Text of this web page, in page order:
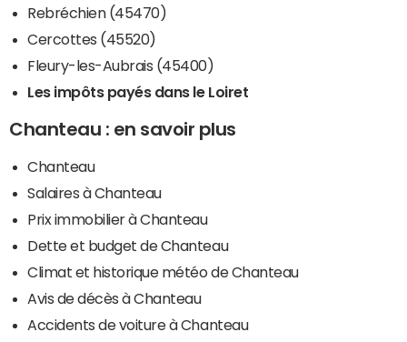
Rebréchien (45470)
Cercottes (45520)
Fleury-les-Aubrais (45400)
Les impôts payés dans le Loiret
Chanteau : en savoir plus
Chanteau
Salaires à Chanteau
Prix immobilier à Chanteau
Dette et budget de Chanteau
Climat et historique météo de Chanteau
Avis de décès à Chanteau
Accidents de voiture à Chanteau